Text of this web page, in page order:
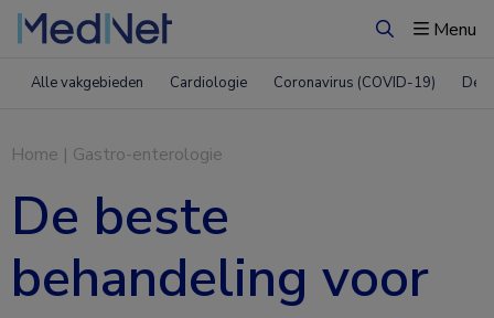
ZoekenMenu
Alle vakgebieden Cardiologie Coronavirus (COVID-19)
Home | Gastro-enterologie
De beste
behandeling voor